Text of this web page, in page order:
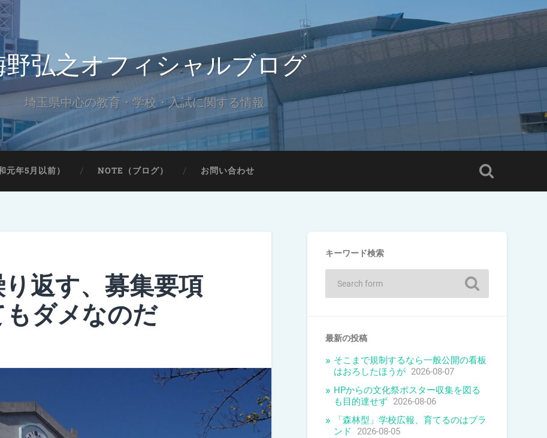
弘之オフィシャルブログ
埼玉県中心の教育・学校・入試に関する情報
元年5月以前） NOTE（ブログ） お問い合わせ
返す、募集要項
ダメなのだ
キーワード検索
最新の投稿
そこまで規制するなら一般公開の看板
はおろしたほうが 2026-08-07
HPからの文化祭ポスター収集を図る
も目的達せず 2026-08-06
「森林型」学校広報、育てるのはブラ
ンド
2026-08-05